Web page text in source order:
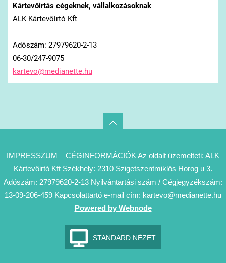
Kártevőirtás cégeknek, vállalkozásoknak
ALK Kártevőirtó Kft
Adószám: 27979620-2-13
06-30/247-9075
kartevo@medianette.hu
IMPRESSZUM – CÉGINFORMÁCIÓK Az oldalt üzemelteti: ALK
Kártevőirtó Kft Székhely: 2310 Szigetszentmiklós Horog u 3.
Adószám: 27979620-2-13 Nyilvántartási szám / Cégjegyzékszám:
13-09-206-459 Kapcsolattartó e-mail cím: kartevo@medianette.hu
Powered by Webnode
STANDARD NÉZET